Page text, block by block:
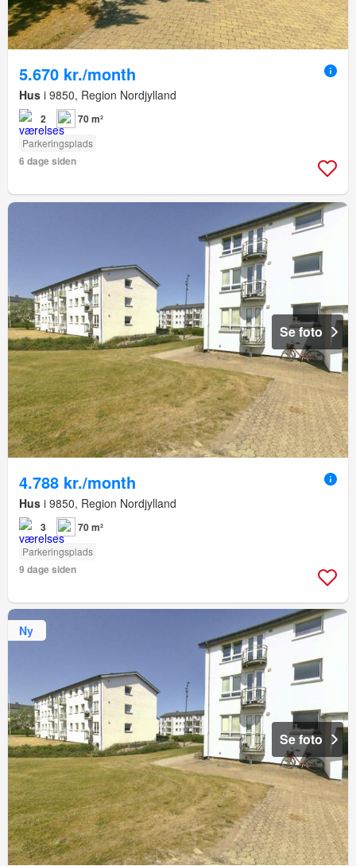
5.670 kr./month
Hus i 9850, Region Nordjylland
2 70 m²
Parkeringsplads
6 dage siden
Se foto
4.788 kr./month
Hus i 9850, Region Nordjylland
3 70 m²
Parkeringsplads
9 dage siden
Ny
Se foto